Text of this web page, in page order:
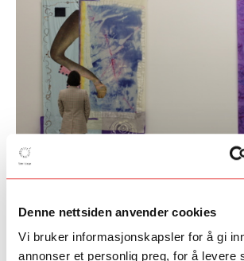
Denne nettsiden anvender cookies
Vi bruker informasjonskapsler for å gi
annonser et personlig preg, for å levere
Storslått utstillingsåpning på
24. januar var det duket for den offisielle